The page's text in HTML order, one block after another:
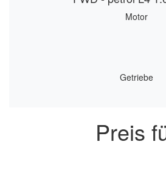
Motor
Getriebe
Preis